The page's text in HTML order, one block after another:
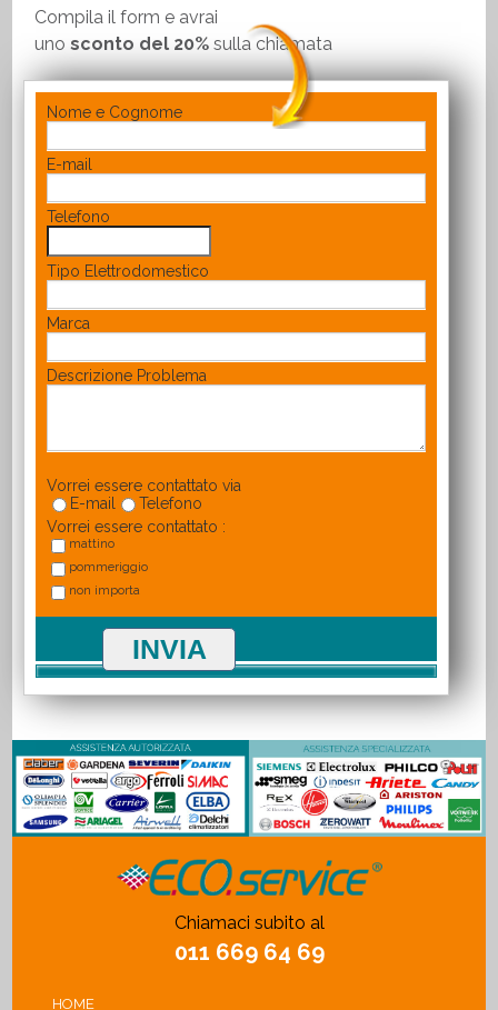
Compila il form e avrai
unosconto del 20% sulla chiamata
Nome e Cognome
E-mail
Telefono
Tipo Elettrodomestico
Marca
Descrizione Problema
Vorrei essere contattato via
E-mail
Telefono
Vorrei essere contattato :
mattino
pommeriggio
non importa
Chiamaci subito al
011 669 64 69
HOME